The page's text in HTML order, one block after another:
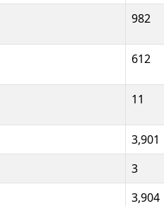
982
612
11
3,901
3
3,904